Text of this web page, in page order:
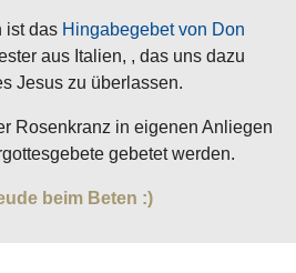
ist das Hingabegebet von Don
aus Italien, , das uns dazu
Jesus zu überlassen.
Rosenkranz in eigenen Anliegen
gebetet werden.
beim Beten :)